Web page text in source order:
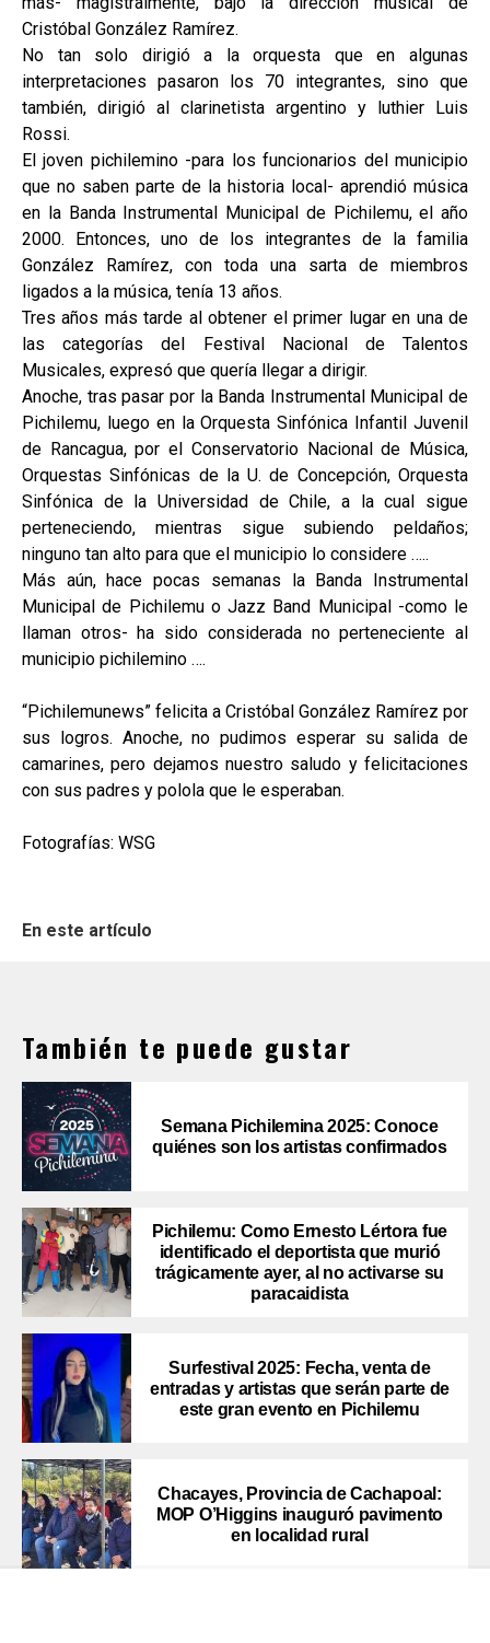
Cristóbal González Ramírez.
No tan solo dirigió a la orquesta que en algunas
interpretaciones pasaron los 70 integrantes, sino que
también, dirigió al clarinetista argentino y luthier Luis
Rossi.
El joven pichilemino -para los funcionarios del municipio
que no saben parte de la historia local- aprendió música
en la Banda Instrumental Municipal de Pichilemu, el año
2000. Entonces, uno de los integrantes de la familia
González Ramírez, con toda una sarta de miembros
ligados a la música, tenía 13 años.
Tres años más tarde al obtener el primer lugar en una de
las categorías del Festival Nacional de Talentos
Musicales, expresó que quería llegar a dirigir.
Anoche, tras pasar por la Banda Instrumental Municipal de
Pichilemu, luego en la Orquesta Sinfónica Infantil Juvenil
de Rancagua, por el Conservatorio Nacional de Música,
Orquestas Sinfónicas de la U. de Concepción, Orquesta
Sinfónica de la Universidad de Chile, a la cual sigue
perteneciendo, mientras sigue subiendo peldaños;
ninguno tan alto para que el municipio lo considere …..
Más aún, hace pocas semanas la Banda Instrumental
Municipal de Pichilemu o Jazz Band Municipal -como le
llaman otros- ha sido considerada no perteneciente al
municipio pichilemino ….
“Pichilemunews” felicita a Cristóbal González Ramírez por
sus logros. Anoche, no pudimos esperar su salida de
camarines, pero dejamos nuestro saludo y felicitaciones
con sus padres y polola que le esperaban.
Fotografías: WSG
En este artículo
También te puede gustar
Semana Pichilemina 2025: Conoce
quiénes son los artistas confirmados
Pichilemu: Como Ernesto Lértora fue
identificado el deportista que murió
trágicamente ayer, al no activarse su
paracaidista
Surfestival 2025: Fecha, venta de
entradas y artistas que serán parte de
este gran evento en Pichilemu
Chacayes, Provincia de Cachapoal:
MOP O’Higgins inauguró pavimento
en localidad rural